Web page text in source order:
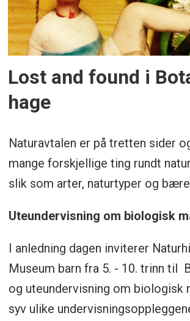
Lost and found i
hage
Naturavtalen er på tretten sider
mange forskjellige ting rundt
slik som arter, naturtyper og
Uteundervisning om biologisk
I anledning dagen inviterer
Museum barn fra 5. - 10. trinn til
og uteundervisning om biologisk
syv ulike